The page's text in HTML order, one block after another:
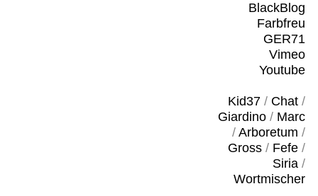
BlackBlog
Farbfreu
GER71
Vimeo
Youtube
Kid37/ Chat/
Giardino/ Marc
/ Arboretum /
Gross/ Fefe/
Siria/
Wortmischer